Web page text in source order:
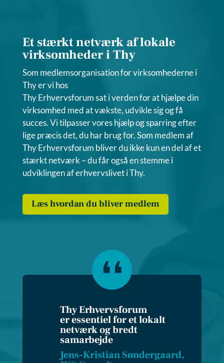
Et stærkt netværk af lokale
virksomheder i Thy
Som medlemsorganisation for virksomhederne i
Thy er vi hos
Thy Erhvervsforum sat i verden for at hjælpe din
virksomhed med at vækste, udvikle sig og få
succes. Vi tilpasser vores hjælp og sparring efter
lige præcis det, du har brug for. Som medlem af
Thy Erhvervsforum bliver du ikke kun en del af et
stærkt netværk – du får også en stemme i
udviklingen af erhvervslivet i Thy.
Læs hvordan du bliver medlem
Thy Erhvervsforum
er essentiel for et lokalt
netværk og bredt
samarbejde
Jens-Kristian Søndergaard,
❛❛